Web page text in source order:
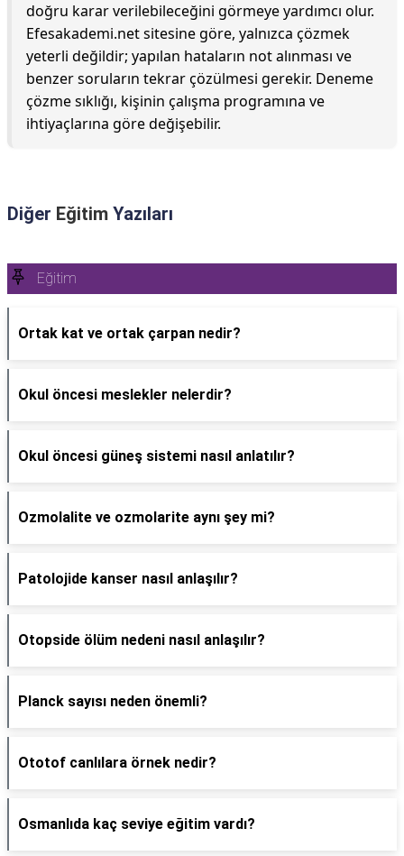
doğru karar verilebileceğini görmeye yardımcı olur.
Efesakademi.net sitesine göre, yalnızca çözmek
yeterli değildir; yapılan hataların not alınması ve
benzer soruların tekrar çözülmesi gerekir. Deneme
çözme sıklığı, kişinin çalışma programına ve
ihtiyaçlarına göre değişebilir.
Diğer Eğitim Yazıları
Eğitim
Ortak kat ve ortak çarpan nedir?
Okul öncesi meslekler nelerdir?
Okul öncesi güneş sistemi nasıl anlatılır?
Ozmolalite ve ozmolarite aynı şey mi?
Patolojide kanser nasıl anlaşılır?
Otopside ölüm nedeni nasıl anlaşılır?
Planck sayısı neden önemli?
Ototof canlılara örnek nedir?
Osmanlıda kaç seviye eğitim vardı?